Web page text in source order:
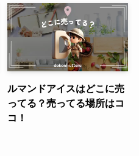
ルマンドアイスはどこに売
ってる？売ってる場所はコ
コ！